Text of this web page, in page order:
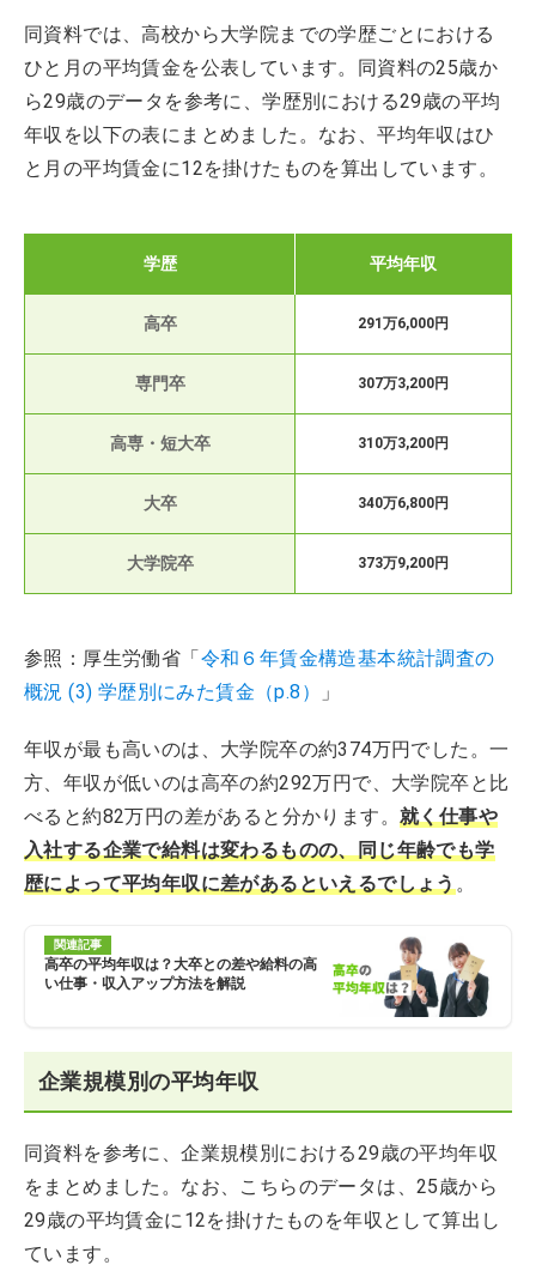
同資料では、高校から大学院までの学歴ごとにおける
ひと月の平均賃金を公表しています。同資料の25歳か
ら29歳のデータを参考に、学歴別における29歳の平均
年収を以下の表にまとめました。なお、平均年収はひ
と月の平均賃金に12を掛けたものを算出しています。
学歴 平均年収
高卒 291万6,000円
専門卒 307万3,200円
高専・短大卒 310万3,200円
大卒 340万6,800円
大学院卒 373万9,200円
参照：厚生労働省「令和６年賃金構造基本統計調査の
概況 (3) 学歴別にみた賃金（p.8）
」
年収が最も高いのは、大学院卒の約374万円でした。一
方、年収が低いのは高卒の約292万円で、大学院卒と比
べると約82万円の差があると分かります。 就く仕事や
入社する企業で給料は変わるものの、同じ年齢でも学
歴によって平均年収に差があるといえるでしょう。
関連記事
高卒の平均年収は？大卒との差や給料の高
い仕事・収入アップ方法を解説
企業規模別の平均年収
同資料を参考に、企業規模別における29歳の平均年収
をまとめました。なお、こちらのデータは、25歳から
29歳の平均賃金に12を掛けたものを年収として算出し
ています。